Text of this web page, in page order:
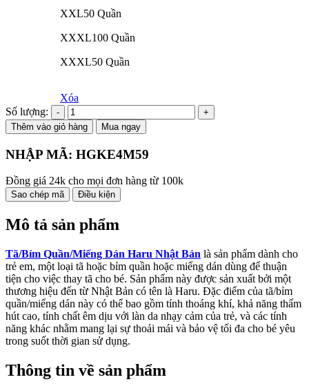
XXL50 Quần
XXXL100 Quần
XXXL50 Quần
Xóa
Số lượng:
Thêm vào giỏ hàng Mua ngay
NHẬP MÃ: HGKE4M59
Đồng giá 24k cho mọi đơn hàng từ 100k
Sao chép mã Điều kiện
Mô tả sản phẩm
Tã/Bỉm Quần/Miếng Dán Haru Nhật Bản là sản phẩm dành cho
trẻ em, một loại tã hoặc bỉm quần hoặc miếng dán dùng để thuận
tiện cho việc thay tã cho bé. Sản phẩm này được sản xuất bởi một
thương hiệu đến từ Nhật Bản có tên là Haru. Đặc điểm của tã/bỉm
quần/miếng dán này có thể bao gồm tính thoáng khí, khả năng thấm
hút cao, tính chất êm dịu với làn da nhạy cảm của trẻ, và các tính
năng khác nhằm mang lại sự thoải mái và bảo vệ tối đa cho bé yêu
trong suốt thời gian sử dụng.
Thông tin về sản phẩm